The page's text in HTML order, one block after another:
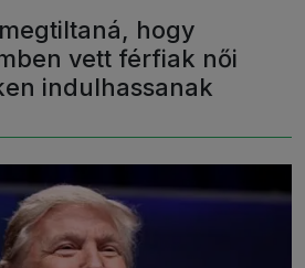
hogy
vett férfiak női
indulhassanak